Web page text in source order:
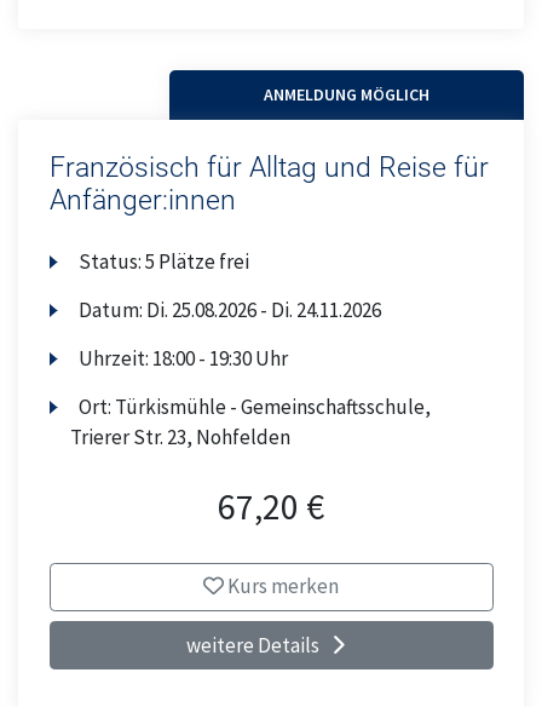
ANMELDUNG MÖGLICH
Französisch für Alltag und Reise für
Anfänger:innen
Status:5 Plätze frei
Datum: Di. 25.08.2026 - Di. 24.11.2026
Uhrzeit: 18:00 - 19:30 Uhr
Ort: Türkismühle - Gemeinschaftsschule,
Trierer Str. 23, Nohfelden
67,20 €
Kurs merken
weitere Details